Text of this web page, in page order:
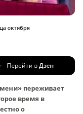
октября
Перейти вДзен
переживает
время в
о